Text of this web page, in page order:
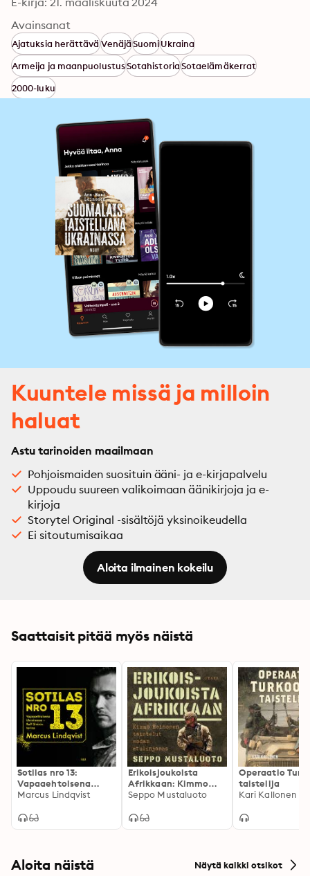
Avainsanat
Ajatuksia herättäväVenäjäSuomiUkraina
Armeija ja maanpuolustusSotahistoriaSotaelämäkerrat
2000-luku
Kuuntele missä ja milloin
haluat
Astu tarinoiden maailmaan
Pohjoismaiden suosituin ääni- ja e-kirjapalvelu
Uppoudu suureen valikoimaan äänikirjoja ja e-
kirjoja
Storytel Original -sisältöjä yksinoikeudella
Ei sitoutumisaikaa
Aloita ilmainen kokeilu
Saattaisit pitää myös näistä
Sotilas nro 13:
Vapaaehtoisena
Ukrainassa – Ralf
Marcus Lindqvist
Erikoisjoukoista
Afrikkaan: Kimmo
Heinosen taistelut
Seppo Mustaluoto
Operaatio
taistelija
Kari Kallonen
Aloita näistä Näytä kaikki otsikot